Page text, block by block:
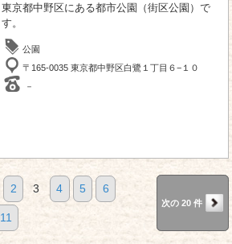
東京都中野区にある都市公園（街区公園）で
す。
公園
〒165-0035 東京都中野区白鷺１丁目６−１０
－
2 3 4 5 6
11
次の 20 件